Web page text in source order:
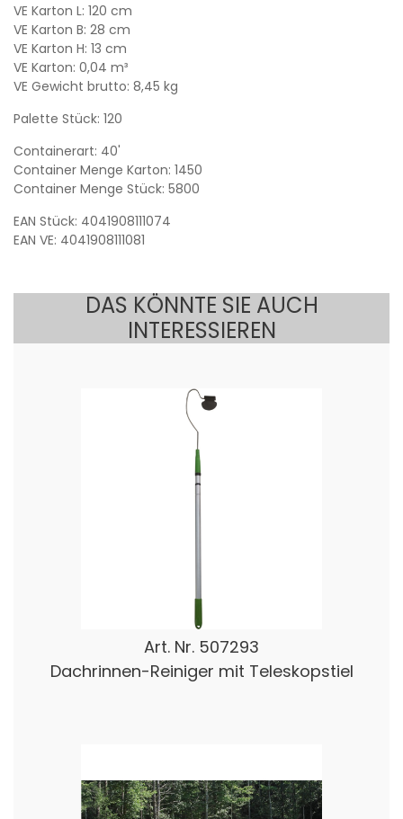
VE Karton L: 120 cm
VE Karton B: 28 cm
VE Karton H: 13 cm
VE Karton: 0,04 m³
VE Gewicht brutto: 8,45 kg
Palette Stück: 120
Containerart: 40'
Container Menge Karton: 1450
Container Menge Stück: 5800
EAN Stück: 4041908111074
EAN VE: 4041908111081
DAS KÖNNTE SIE AUCH
INTERESSIEREN
Art. Nr. 507293
Dachrinnen-Reiniger mit Teleskopstiel